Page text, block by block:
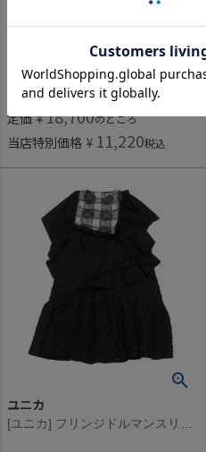
[ユニカ] フリンジドルマンスリーブワンピース ブラックブルー(74)
定価 ¥18,700のところ
当店特別価格 ¥ 11,220税込
ユニカ